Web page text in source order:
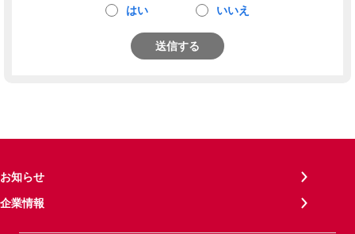
はい いいえ
送信する
お知らせ
企業情報